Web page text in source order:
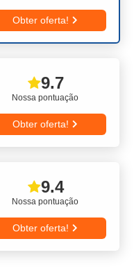
Obter oferta!
Nossa pontuação
9.7
Obter oferta!
Nossa pontuação
9.4
Obter oferta!